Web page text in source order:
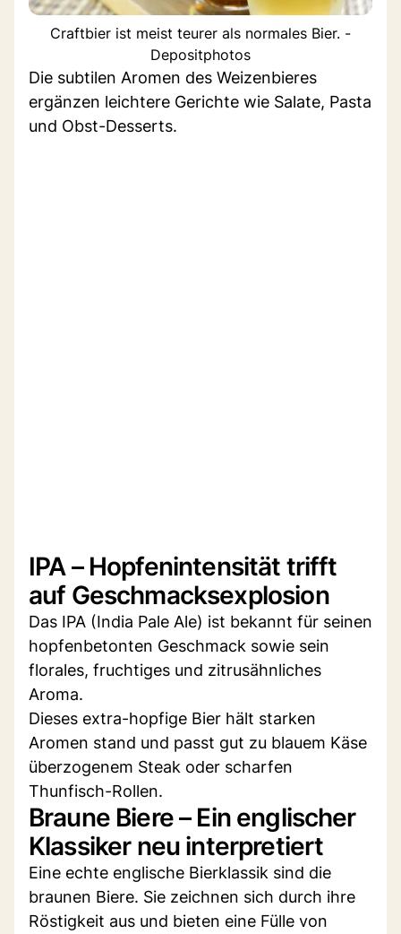
Craftbier ist meist teurer als normales Bier. -
Depositphotos
Die subtilen Aromen des Weizenbieres
ergänzen leichtere Gerichte wie Salate, Pasta
und Obst-Desserts.
IPA – Hopfenintensität trifft
auf Geschmacksexplosion
Das IPA (India Pale Ale) ist bekannt für seinen
hopfenbetonten Geschmack sowie sein
florales, fruchtiges und zitrusähnliches
Aroma.
Dieses extra-hopfige Bier hält starken
Aromen stand und passt gut zu blauem Käse
überzogenem Steak oder scharfen
Thunfisch-Rollen.
Braune Biere – Ein englischer
Klassiker neu interpretiert
Eine echte englische Bierklassik sind die
braunen Biere. Sie zeichnen sich durch ihre
Röstigkeit aus und bieten eine Fülle von